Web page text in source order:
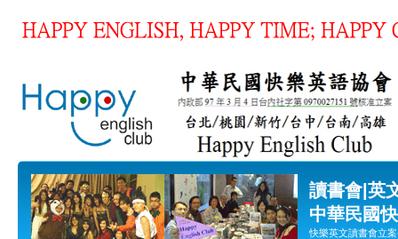
讀書會|英
中華民國
快樂英文讀書會立